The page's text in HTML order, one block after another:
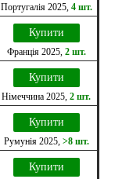
Португалія2025, 4 шт.
Купити
Франція2025, 2 шт.
Купити
Німеччина 2025 2 шт.
Купити
Румунія2025, >8 шт.
Купити